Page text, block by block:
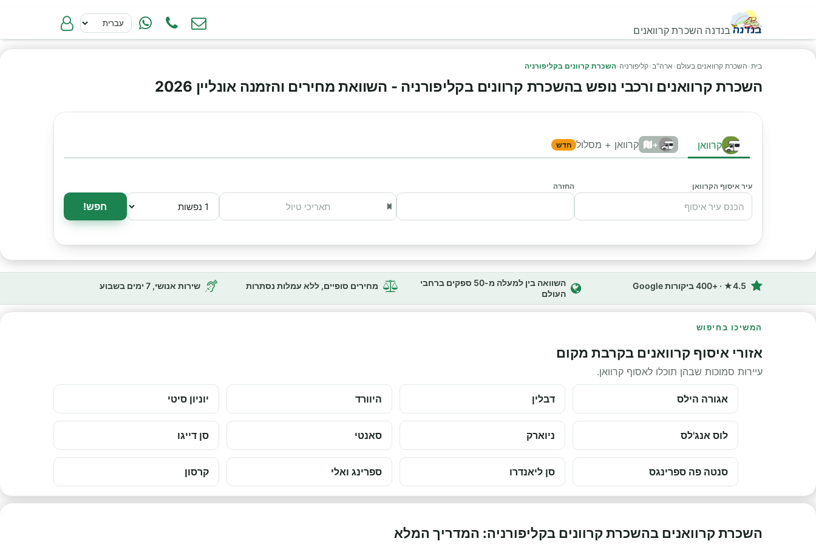
בנדנה השכרת קרוואנים
בית› השכרת קרוואנים בעולם › ארה"ב›קליפורניה ›השכרת קרוונים בקליפורניה
השכרת קרוואנים ורכבי נופש בהשכרת קרוונים בקליפורניה - השוואת מחירים והזמנה אונליין 2026
קרוואן + קרוואן + מסלול חדש
עיר איסוף הקרוואן החזרה
חפש!
4.5★ · +400 ביקורות Google
השוואה בין למעלה מ-50 ספקים ברחבי
העולם
מחירים סופיים, ללא עמלות נסתרות שירות אנושי, 7 ימים בשבוע
המשיכו בחיפוש
אזורי איסוף קרוואנים בקרבת מקום
עיירות סמוכות שבהן תוכלו לאסוף קרוואן.
אגורה הילס דבלין היוורד יוניון סיטי
לוס אנג'לס ניוארק סאנטי סן דייגו
סנטה פה ספרינגס סן ליאנדרו ספרינג ואלי קרסון
השכרת קרוואנים בהשכרת קרוונים בקליפורניה: המדריך המלא